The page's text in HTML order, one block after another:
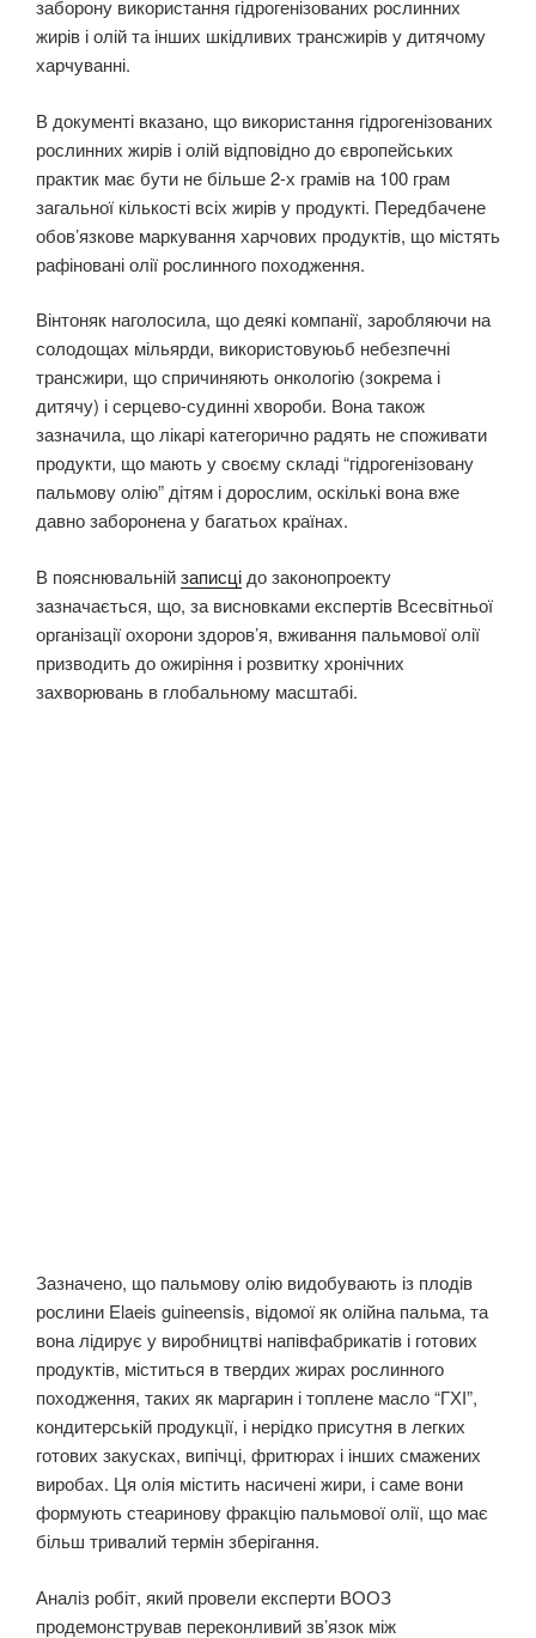
заборону використання гідрогенізованих рослинних
жирів і олій та інших шкідливих трансжирів у дитячому
харчуванні.
В документі вказано, що використання гідрогенізованих
рослинних жирів і олій відповідно до європейських
практик має бути не більше 2-х грамів на 100 грам
загальної кількості всіх жирів у продукті. Передбачене
обов’язкове маркування харчових продуктів, що містять
рафіновані олії рослинного походження.
Вінтоняк наголосила, що деякі компанії, заробляючи на
солодощах мільярди, використовуюьб небезпечні
трансжири, що спричиняють онкологію (зокрема і
дитячу) і серцево-судинні хвороби. Вона також
зазначила, що лікарі категорично радять не споживати
продукти, що мають у своєму складі “гідрогенізовану
пальмову олію” дітям і дорослим, оскількі вона вже
давно заборонена у багатьох країнах.
В пояснювальнійзаписці до законопроекту
зазначається, що, за висновками експертів Всесвітньої
організації охорони здоров’я, вживання пальмової олії
призводить до ожиріння і розвитку хронічних
захворювань в глобальному масштабі.
Зазначено, що пальмову олію видобувають із плодів
рослини Elaeis guineensis, відомої як олійна пальма, та
вона лідирує у виробництві напівфабрикатів і готових
продуктів, міститься в твердих жирах рослинного
походження, таких як маргарин і топлене масло “ГХІ”,
кондитерській продукції, і нерідко присутня в легких
готових закусках, випічці, фритюрах і інших смажених
виробах. Ця олія містить насичені жири, і саме вони
формують стеаринову фракцію пальмової олії, що має
більш тривалий термін зберігання.
Аналіз робіт, який провели експерти ВООЗ
продемонстрував переконливий зв’язок між